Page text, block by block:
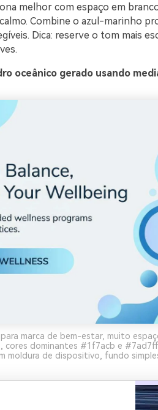
melhor com espaço em
Combine o azul-marinho
Dica: reserve o tom mais
oceânico gerado usando
marca de bem-estar, muito
cores dominantes #1f7acb e
moldura de dispositivo, fundo